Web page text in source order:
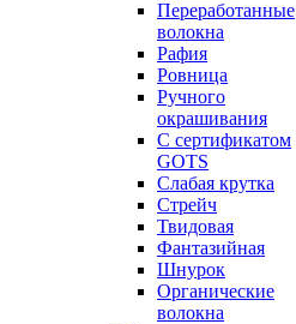
Переработанные
волокна
Рафия
Ровница
Ручного
окрашивания
С сертификатом
GOTS
Слабая крутка
Стрейч
Твидовая
Фантазийная
Шнурок
Органические
волокна